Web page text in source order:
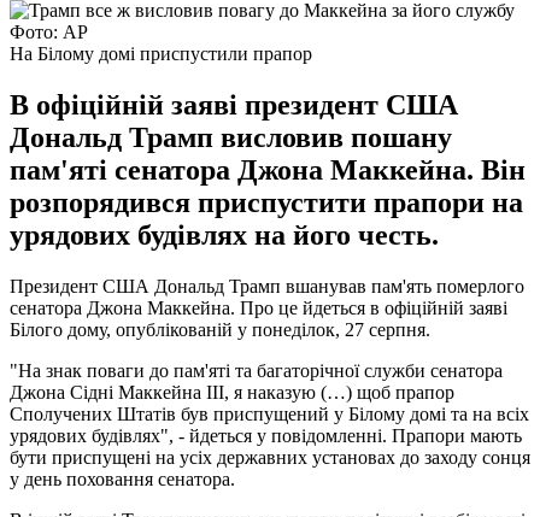
Фото: АР
На Білому домі приспустили прапор
В офіційній заяві президент США
Дональд Трамп висловив пошану
пам'яті сенатора Джона Маккейна. Він
розпорядився приспустити прапори на
урядових будівлях на його честь.
Президент США Дональд Трамп вшанував пам'ять померлого
сенатора Джона Маккейна. Про це йдеться в офіційній заяві
Білого дому, опублікованій у понеділок, 27 серпня.
"На знак поваги до пам'яті та багаторічної служби сенатора
Джона Сідні Маккейна III, я наказую (…) щоб прапор
Сполучених Штатів був приспущений у Білому домі та на всіх
урядових будівлях", - йдеться у повідомленні. Прапори мають
бути приспущені на усіх державних установах до заходу сонця
у день поховання сенатора.